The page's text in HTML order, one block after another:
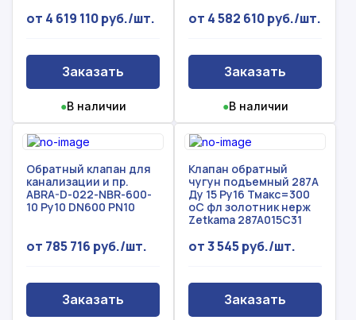
от 4 619 110 руб./шт.
Заказать
●В наличии
от 4 582 610 руб./шт.
Заказать
●В наличии
Обратный клапан для
канализации и пр.
ABRA-D-022-NBR-600-
10 Ру10 DN600 PN10
от 785 716 руб./шт.
Заказать
Клапан обратный
чугун подъемный 287A
Ду 15 Ру16 Тмакс=300
оС фл золотник нерж
Zetkama 287A015C31
от 3 545 руб./шт.
Заказать
Отправить запрос
Даю согласие на обработку персональных данных
Заказать звонок
обработку персональных данных